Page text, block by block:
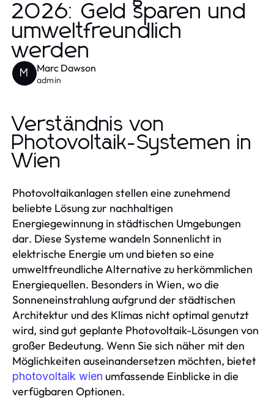
2026: Geld sparen und
umweltfreundlich
werden
M Marc Dawson
admin
Verständnis von
Photovoltaik-Systemen in
Wien
Photovoltaikanlagen stellen eine zunehmend
beliebte Lösung zur nachhaltigen
Energiegewinnung in städtischen Umgebungen
dar. Diese Systeme wandeln Sonnenlicht in
elektrische Energie um und bieten so eine
umweltfreundliche Alternative zu herkömmlichen
Energiequellen. Besonders in Wien, wo die
Sonneneinstrahlung aufgrund der städtischen
Architektur und des Klimas nicht optimal genutzt
wird, sind gut geplante Photovoltaik-Lösungen von
großer Bedeutung. Wenn Sie sich näher mit den
Möglichkeiten auseinandersetzen möchten, bietet
photovoltaik wien umfassende Einblicke in die
verfügbaren Optionen.